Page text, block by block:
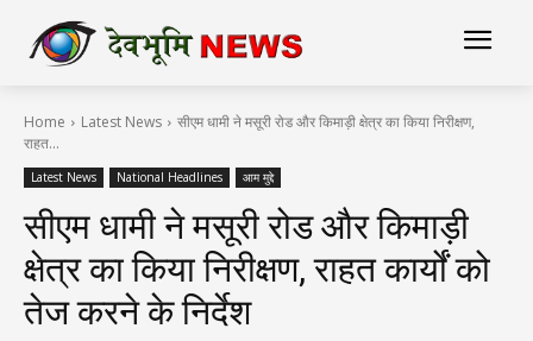
Home Latest News
सीएम धामी ने मसूरी रोड और किमाड़ी क्षेत्र का किया निरीक्षण,
राहत...
Latest News National Headlines आम मुद्दे
सीएम धामी ने मसूरी रोड और किमाड़ी
क्षेत्र का किया निरीक्षण, राहत कार्यों को
तेज करने के निर्देश